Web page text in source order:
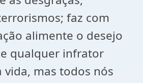
faz com
alimente o desejo
qualquer infrator
vida, mas todos nós